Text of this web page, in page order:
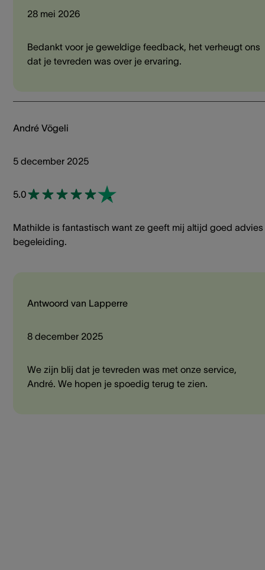
28 mei 2026
Bedankt voor je geweldige feedback, het verheugt ons
dat je tevreden was over je ervaring.
André Vögeli
5 december 2025
5.0
Mathilde is fantastisch want ze geeft mij altijd goed advies
begeleiding.
Antwoord van Lapperre
8 december 2025
We zijn blij dat je tevreden was met onze service,
André. We hopen je spoedig terug te zien.